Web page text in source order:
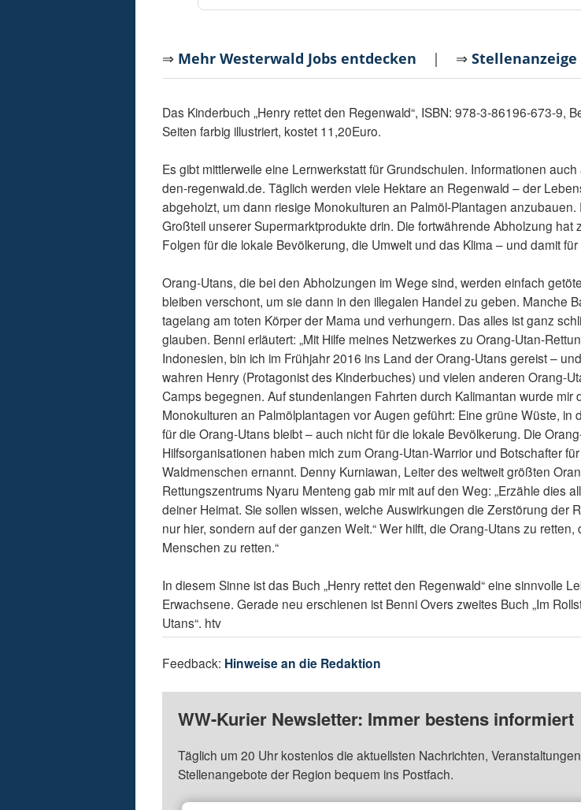
⇒ Mehr Westerwald Jobs entdecken | ⇒
Das Kinderbuch „Henry rettet den Regenwald“, ISBN: 978-3-86196-673-9,
Seiten farbig illustriert, kostet 11,20Euro.
Es gibt mittlerweile eine Lernwerkstatt für Grundschulen. Informationen
den-regenwald.de. Täglich werden viele Hektare an Regenwald – der
abgeholzt, um dann riesige Monokulturen an Palmöl-Plantagen anzubauen.
Großteil unserer Supermarktprodukte drin. Die fortwährende Abholzung hat
Folgen für die lokale Bevölkerung, die Umwelt und das Klima – und damit für
Orang-Utans, die bei den Abholzungen im Wege sind, werden einfach
bleiben verschont, um sie dann in den illegalen Handel zu geben. Manche
tagelang am toten Körper der Mama und verhungern. Das alles ist ganz
glauben. Benni erläutert: „Mit Hilfe meines Netzwerkes zu Orang-Utan-
Indonesien, bin ich im Frühjahr 2016 ins Land der Orang-Utans gereist –
wahren Henry (Protagonist des Kinderbuches) und vielen anderen Orang-
Camps begegnen. Auf stundenlangen Fahrten durch Kalimantan wurde mir
Monokulturen an Palmölplantagen vor Augen geführt: Eine grüne Wüste, in
für die Orang-Utans bleibt – auch nicht für die lokale Bevölkerung. Die
Hilfsorganisationen haben mich zum Orang-Utan-Warrior und Botschafter
Waldmenschen ernannt. Denny Kurniawan, Leiter des weltweit größten
Rettungszentrums Nyaru Menteng gab mir mit auf den Weg: „Erzähle dies
deiner Heimat. Sie sollen wissen, welche Auswirkungen die Zerstörung der
nur hier, sondern auf der ganzen Welt.“ Wer hilft, die Orang-Utans zu retten,
Menschen zu retten.“
In diesem Sinne ist das Buch „Henry rettet den Regenwald“ eine sinnvolle
Erwachsene. Gerade neu erschienen ist Benni Overs zweites Buch „Im
Utans“. htv
Feedback: Hinweise an die Redaktion
WW-Kurier Newsletter: Immer bestens informiert
Täglich um 20 Uhr kostenlos die aktuellsten Nachrichten,
Stellenangebote der Region bequem ins Postfach.